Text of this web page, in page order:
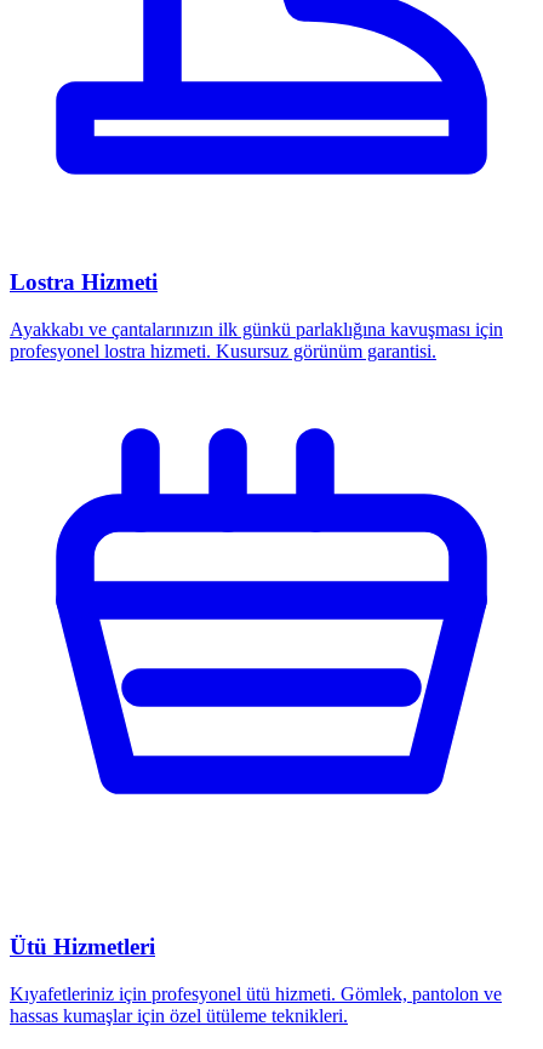
Lostra Hizmeti
Ayakkabı ve çantalarınızın ilk günkü parlaklığına kavuşması için
profesyonel lostra hizmeti. Kusursuz görünüm garantisi.
Ütü Hizmetleri
Kıyafetleriniz için profesyonel ütü hizmeti. Gömlek, pantolon ve
hassas kumaşlar için özel ütüleme teknikleri.